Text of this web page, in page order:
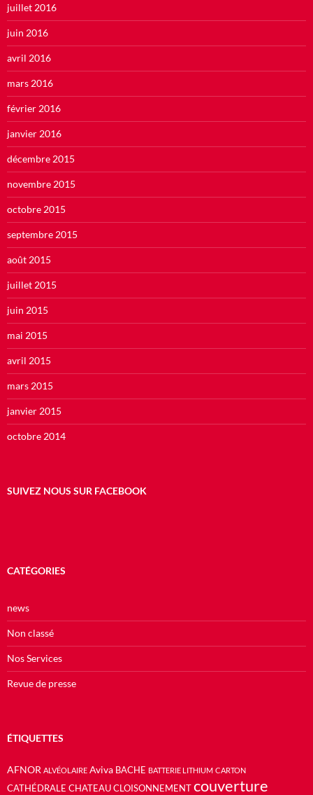
juillet 2016
juin 2016
avril 2016
mars 2016
février 2016
janvier 2016
décembre 2015
novembre 2015
octobre 2015
septembre 2015
août 2015
juillet 2015
juin 2015
mai 2015
avril 2015
mars 2015
janvier 2015
octobre 2014
SUIVEZ NOUS SUR FACEBOOK
CATÉGORIES
news
Non classé
Nos Services
Revue de presse
ÉTIQUETTES
AFNOR ALVÉOLAIRE Aviva BACHE BATTERIE LITHIUM CARTON
CATHÉDRALE CHATEAU CLOISONNEMENT couverture